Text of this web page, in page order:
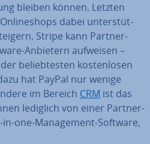
bleiben können. Letzten
On­line­shops dabei un­ter­stüt­
Stripe kann Part­ner­
Anbietern aufweisen –
be­lieb­tes­ten kos­ten­lo­sen
hat PayPal nur wenige
im Bereich CRM ist das
lediglich von einer Part­ner­
one-Ma­nage­ment-Software,